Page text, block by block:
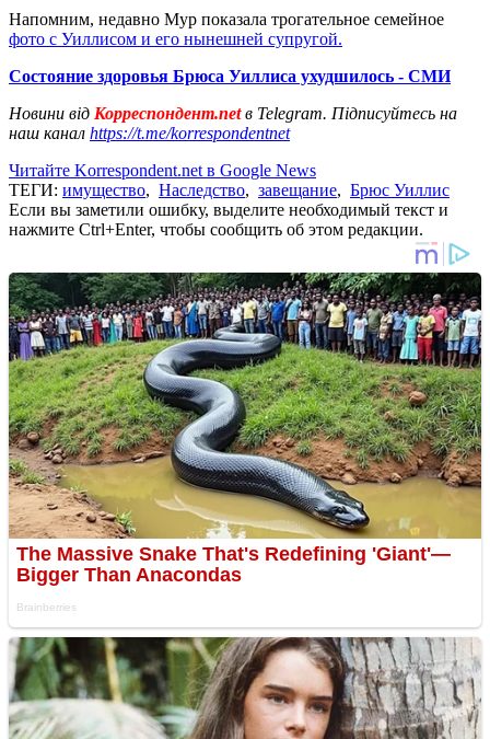
Напомним, недавно Мур показала трогательное семейное
фото с Уиллисом и его нынешней супругой.
Состояние здоровья Брюса Уиллиса ухудшилось - СМИ
Новини від Корреспондент.netв Telegram. Підписуйтесь на
наш канал https://t.me/korrespondentnet
Читайте Korrespondent.net в Google News
ТЕГИ: имущество, Наследство, завещание, Брюс Уиллис
Если вы заметили ошибку, выделите необходимый текст и
нажмите Ctrl+Enter, чтобы сообщить об этом редакции.